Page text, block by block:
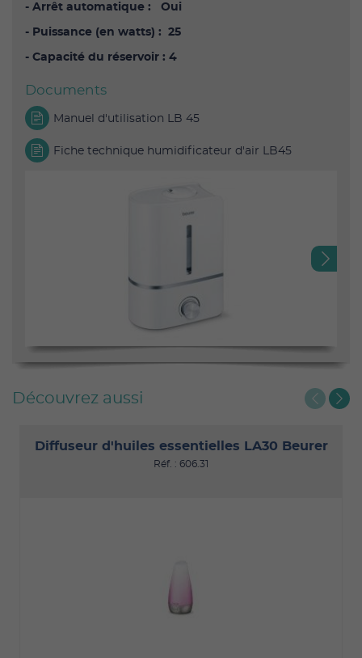
- Arrêt automatique : Oui
- Puissance (en watts) : 25
- Capacité du réservoir : 4
Documents
Manuel d'utilisation LB 45
Fiche technique humidificateur d'air LB45
Découvrez aussi
Diffuseur d'huiles essentielles LA30 Beurer
Réf. : 606.31